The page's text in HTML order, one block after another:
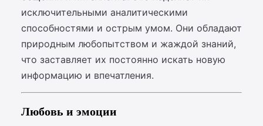
исключительными аналитическими
способностями и острым умом. Они обладают
природным любопытством и жаждой знаний,
что заставляет их постоянно искать новую
информацию и впечатления.
Любовь и эмоции